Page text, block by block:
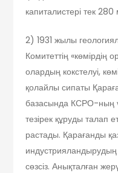
капиталистері тек
2) 1931 жылы
Комитеттің
олардың кокстелуі,
қолайлы сипаты
базасында КСРО-ның
тезірек құруды талап
растады. Қарағанды
индустрияландырудың
сөзсіз. Анықталған